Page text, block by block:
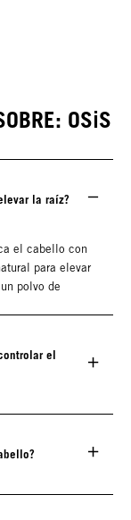
OSiS
la raíz?
el cabello con
para elevar
polvo de
el